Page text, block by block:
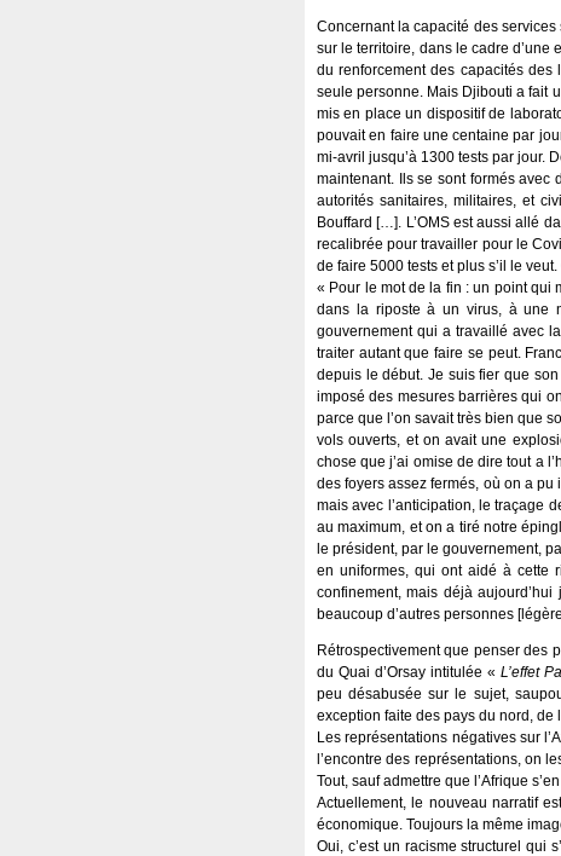
Concernant la capacité des
sur le territoire, dans le cadre d’une
du renforcement des capacités des
seule personne. Mais Djibouti a fait
mis en place un dispositif de
pouvait en faire une centaine par
mi-avril jusqu’à 1300 tests par jour.
maintenant. Ils se sont formés avec
autorités sanitaires, militaires, et
Bouffard […]. L’OMS est aussi allé
recalibrée pour travailler pour le
de faire 5000 tests et plus s’il le
« Pour le mot de la fin : un point qui
dans la riposte à un virus, à une
gouvernement qui a travaillé avec
traiter autant que faire se peut.
depuis le début. Je suis fier que
imposé des mesures barrières qui
parce que l’on savait très bien que
vols ouverts, et on avait une
chose que j’ai omise de dire tout a
des foyers assez fermés, où on a
mais avec l’anticipation, le traçage
au maximum, et on a tiré notre
le président, par le gouvernement,
en uniformes, qui ont aidé à cette
confinement, mais déjà
beaucoup d’autres personnes
Rétrospectivement que penser des
du Quai d’Orsay intitulée « L’effet
peu désabusée sur le sujet,
exception faite des pays du nord, de
Les représentations négatives sur
l’encontre des représentations, on
Tout, sauf admettre que l’Afrique
Actuellement, le nouveau narratif
économique. Toujours la même
Oui, c’est un racisme structurel qui